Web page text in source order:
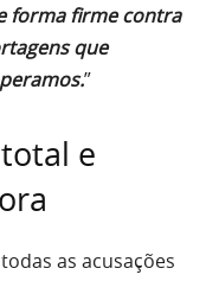
forma firme contra
que
”
e
as acusações